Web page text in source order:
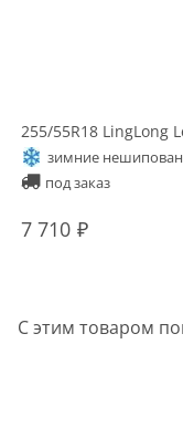
255/55R18 LingLong
зимние
под заказ
7 710
С этим товаром